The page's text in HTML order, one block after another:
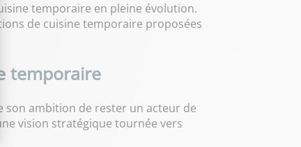
temporaire en pleine évolution.
de cuisine temporaire proposées
temporaire
son ambition de rester un acteur de
vision stratégique tournée vers